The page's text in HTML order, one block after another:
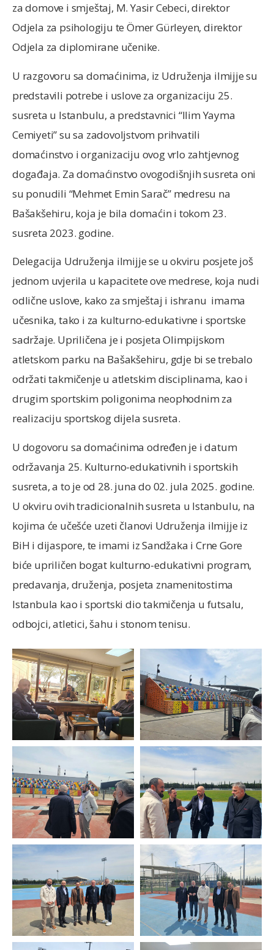
za domove i smještaj, M. Yasir Cebeci, direktor
Odjela za psihologiju te Ömer Gürleyen, direktor
Odjela za diplomirane učenike.
U razgovoru sa domaćinima, iz Udruženja ilmijje su
predstavili potrebe i uslove za organizaciju 25.
susreta u Istanbulu, a predstavnici “Ilim Yayma
Cemiyeti” su sa zadovoljstvom prihvatili
domaćinstvo i organizaciju ovog vrlo zahtjevnog
događaja. Za domaćinstvo ovogodišnjih susreta oni
su ponudili “Mehmet Emin Sarač” medresu na
Bašakšehiru, koja je bila domaćin i tokom 23.
susreta 2023. godine.
Delegacija Udruženja ilmijje se u okviru posjete još
jednom uvjerila u kapacitete ove medrese, koja nudi
odlične uslove, kako za smještaj i ishranu imama
učesnika, tako i za kulturno-edukativne i sportske
sadržaje. Upriličena je i posjeta Olimpijskom
atletskom parku na Bašakšehiru, gdje bi se trebalo
održati takmičenje u atletskim disciplinama, kao i
drugim sportskim poligonima neophodnim za
realizaciju sportskog dijela susreta.
U dogovoru sa domaćinima određen je i datum
održavanja 25. Kulturno-edukativnih i sportskih
susreta, a to je od 28. juna do 02. jula 2025. godine.
U okviru ovih tradicionalnih susreta u Istanbulu, na
kojima će učešće uzeti članovi Udruženja ilmijje iz
BiH i dijaspore, te imami iz Sandžaka i Crne Gore
biće upriličen bogat kulturno-edukativni program,
predavanja, druženja, posjeta znamenitostima
Istanbula kao i sportski dio takmičenja u futsalu,
odbojci, atletici, šahu i stonom tenisu.